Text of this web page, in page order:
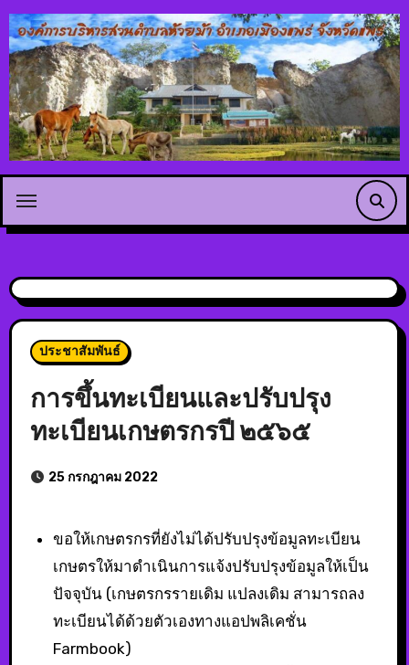
ประชาสัมพันธ์
การขึ้นทะเบียนและปรับปรุง
ทะเบียนเกษตรกรปี ๒๕๖๕
25 กรกฎาคม 2022
ขอให้เกษตรกรที่ยังไม่ได้ปรับปรุงข้อมูลทะเบียน
เกษตรให้มาดำเนินการแจ้งปรับปรุงข้อมูลให้เป็น
ปัจจุบัน (เกษตรกรรายเดิม แปลงเดิม สามารถลง
ทะเบียนได้ด้วยตัวเองทางแอปพลิเคชั่น
Farmbook)